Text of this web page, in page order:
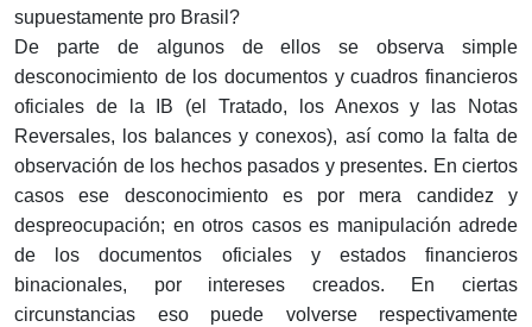
supuestamente pro Brasil?
De parte de algunos de ellos se observa simple
desconocimiento de los documentos y cuadros financieros
oficiales de la IB (el Tratado, los Anexos y las Notas
Reversales, los balances y conexos), así como la falta de
observación de los hechos pasados y presentes. En ciertos
casos ese desconocimiento es por mera candidez y
despreocupación; en otros casos es manipulación adrede
de los documentos oficiales y estados financieros
binacionales, por intereses creados. En ciertas
circunstancias eso puede volverse respectivamente